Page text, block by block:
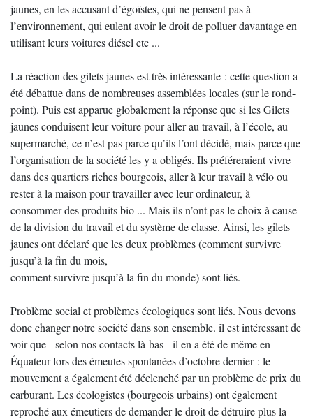
jaunes, en les accusant d’égoïstes, qui ne pensent pas à
l’environnement, qui eulent avoir le droit de polluer davantage en
utilisant leurs voitures diésel etc ...
La réaction des gilets jaunes est très intéressante : cette question a
été débattue dans de nombreuses assemblées locales (sur le rond-
point). Puis est apparue globalement la réponse que si les Gilets
jaunes conduisent leur voiture pour aller au travail, à l’école, au
supermarché, ce n’est pas parce qu’ils l’ont décidé, mais parce que
l’organisation de la société les y a obligés. Ils préféreraient vivre
dans des quartiers riches bourgeois, aller à leur travail à vélo ou
rester à la maison pour travailler avec leur ordinateur, à
consommer des produits bio ... Mais ils n’ont pas le choix à cause
de la division du travail et du système de classe. Ainsi, les gilets
jaunes ont déclaré que les deux problèmes (comment survivre
jusqu’à la fin du mois,
comment survivre jusqu’à la fin du monde) sont liés.
Problème social et problèmes écologiques sont liés. Nous devons
donc changer notre société dans son ensemble. il est intéressant de
voir que - selon nos contacts là-bas - il en a été de même en
Équateur lors des émeutes spontanées d’octobre dernier : le
mouvement a également été déclenché par un problème de prix du
carburant. Les écologistes (bourgeois urbains) ont également
reproché aux émeutiers de demander le droit de détruire plus la